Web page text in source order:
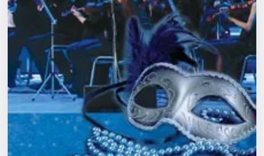
Города
Площадки
Артисты
Рейтинги